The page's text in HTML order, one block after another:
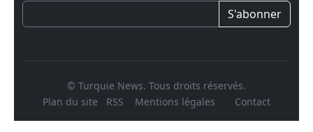
S'abonner
© Turquie News. Tous droits réservés.
Plan du site
RSS Mentions légales Contact